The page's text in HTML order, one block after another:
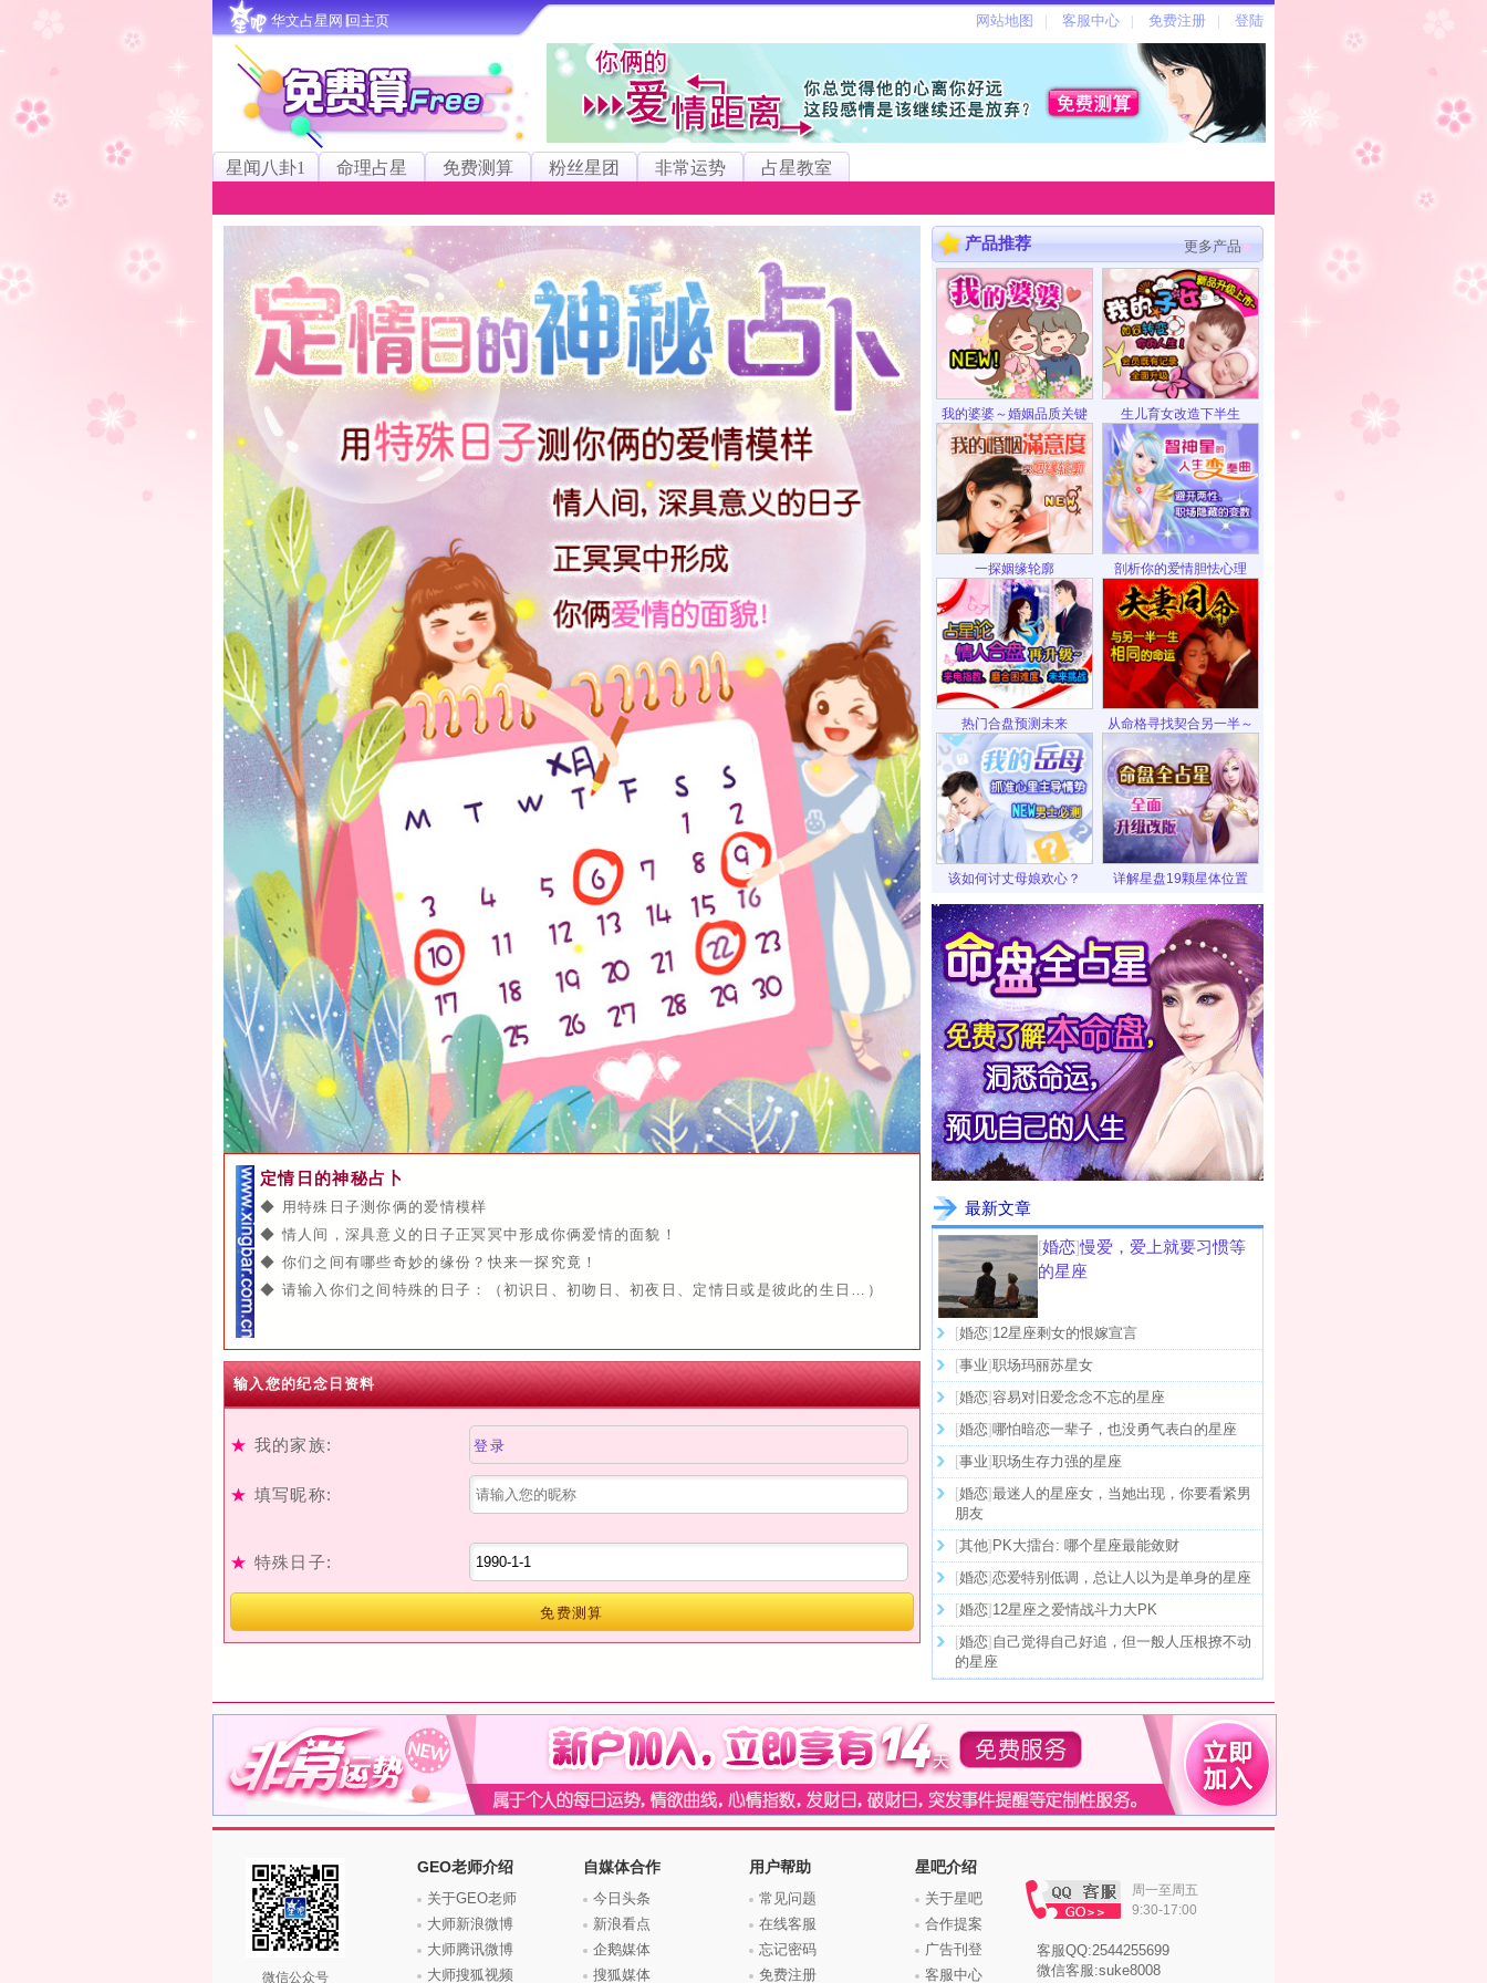
华文占星网∣回主页
星闻八卦1 命理占星 免费测算 粉丝星团 非常运势 占星教室
定情日的神秘占卜
◆ 用特殊日子测你俩的爱情模样
◆ 情人间，深具意义的日子正冥冥中形成你俩爱情的面貌！
◆ 你们之间有哪些奇妙的缘份？快来一探究竟！
◆ 请输入你们之间特殊的日子：（初识日、初吻日、初夜日、定情日或是彼此的生日…）
输入您的纪念日资料
★ 我的家族: 登录
★ 填写昵称:
★ 特殊日子:
免费测算
产品推荐 更多产品
我的婆婆～婚姻品质关键 生儿育女改造下半生
一探姻缘轮廓 剖析你的爱情胆怯心理
热门合盘预测未来 从命格寻找契合另一半～
该如何讨丈母娘欢心？ 详解星盘19颗星体位置
最新文章
[婚恋]慢爱，爱上就要习惯等
的星座
[婚恋] 12星座剩女的恨嫁宣言
[事业]职场玛丽苏星女
[婚恋]容易对旧爱念念不忘的星座
[婚恋]哪怕暗恋一辈子，也没勇气表白的星座
[事业]职场生存力强的星座
[婚恋]最迷人的星座女，当她出现，你要看紧男
朋友
[其他] PK大擂台: 哪个星座最能敛财
[婚恋]恋爱特别低调，总让人以为是单身的星座
[婚恋] 12星座之爱情战斗力大PK
[婚恋] 自己觉得自己好追，但一般人压根撩不动
的星座
微信公众号
GEO老师介绍
关于GEO老师
大师新浪微博
大师腾讯微博
大师搜狐视频
自媒体合作
今日头条
新浪看点
企鹅媒体
搜狐媒体
用户帮助
常见问题
在线客服
忘记密码
免费注册
星吧介绍
关于星吧
合作提案
广告刊登
客服中心
周一至周五
9:30-17:00
客服QQ:2544255699
微信客服:suke8008